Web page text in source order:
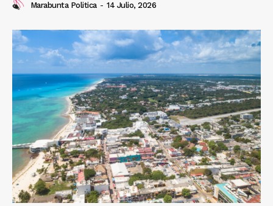
Marabunta Politica - 14 Julio, 2026